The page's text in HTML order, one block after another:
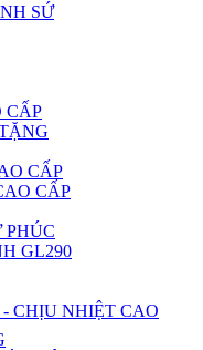
SỨ
CẤP
CẤP
CẤP
PHÚC
GL290
CHỊU NHIỆT CAO